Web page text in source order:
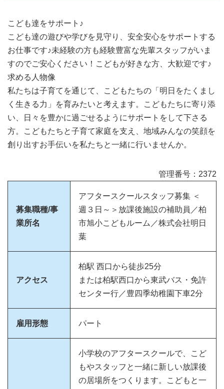
こども達をサポート♪
こども達の遊びや学びを見守り、安全安心をサポートする
お仕事です♪未経験の方も経験豊富な先輩スタッフがいま
すのでご安心ください！こどもが好きな方、大歓迎です♪
求める人物像
私たちは子育てを通じて、こどもたちの「明日をたくまし
く生きる力」を育みたいと考えます。こどもたちに寄り添
い、日々を豊かに過ごせるようにサポートをして下さる
方。こどもたちと子育て家庭を支え、地域みんなの笑顔を
創り出すお手伝いを私たちと一緒に行いませんか。
管理番号：2372
募集職種/事
業所名
アフタースクールスタッフ募集 ＜
週３日～＞放課後施設の補助員／柏
市旭小こどもルーム／株式会社明日
葉
アクセス
柏駅 西口から徒歩25分
または柏駅西口から東武バス・免許
センター行／豊四季幼稚園下車2分
雇用形態 パート
小学校のアフタースクールで、こど
もやスタッフと一緒に新しい放課後
の居場所をつくります。こどもと一